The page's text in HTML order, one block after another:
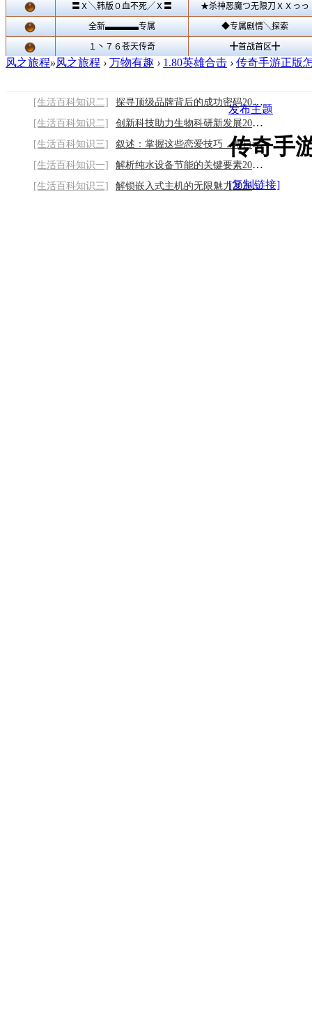
风之旅程»风之旅程 › 万物有趣 › 1.80英雄合击 › 传奇手游正版
[生活百科知识二]
探寻顶级品牌背后的成功密码2026/8/7
[生活百科知识二]
创新科技助力生物科研新发展2026/8/7
[生活百科知识三]
叙述：掌握这些恋爱技巧，帮自己提升感情温
[生活百科知识一]
解析纯水设备节能的关键要素2026/8/7
[生活百科知识三]
解锁嵌入式主机的无限魅力2026/8/7
发布主题
传奇手
[复制链接]